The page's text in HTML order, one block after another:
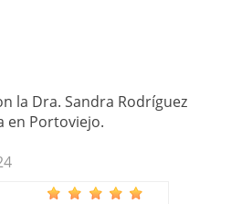
la Dra. Sandra Rodríguez
en Portoviejo.